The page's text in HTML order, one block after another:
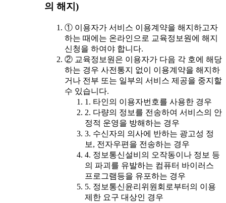
의 해지)
① 이용자가 서비스 이용계약을 해지하고자
하는 때에는 온라인으로 교육정보원에 해지
신청을 하여야 합니다.
② 교육정보원은 이용자가 다음 각 호에 해당
하는 경우 사전통지 없이 이용계약을 해지하
거나 전부 또는 일부의 서비스 제공을 중지할
수 있습니다.
1. 타인의 이용자번호를 사용한 경우
2. 다량의 정보를 전송하여 서비스의 안
정적 운영을 방해하는 경우
3. 수신자의 의사에 반하는 광고성 정
보, 전자우편을 전송하는 경우
4. 정보통신설비의 오작동이나 정보 등
의 파괴를 유발하는 컴퓨터 바이러스
프로그램등을 유포하는 경우
5. 정보통신윤리위원회로부터의 이용
제한 요구 대상인 경우